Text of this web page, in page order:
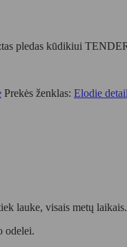
pledas kūdikiui
Prekės ženklas: Elodie
lauke, visais metų laikais.
odelei.